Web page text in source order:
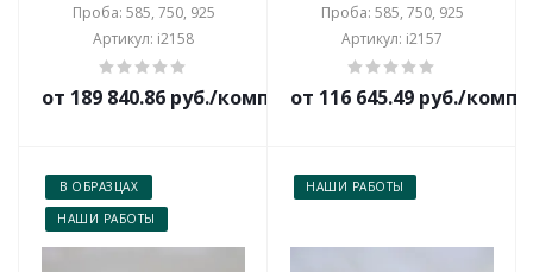
Проба: 585, 750, 925
Артикул: i2158
от 189 840.86 руб./комплект
Проба: 585, 750, 925
Артикул: i2157
от 116 645.49 руб./
В ОБРАЗЦАХ
НАШИ РАБОТЫ
НАШИ РАБОТЫ